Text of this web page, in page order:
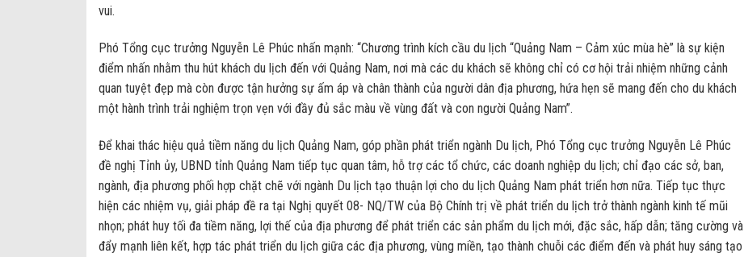
vui.
Phó Tổng cục trưởng Nguyễn Lê Phúc nhấn mạnh: “Chương trình kích cầu du lịch “Quảng Nam – Cảm xúc mùa hè” là sự kiện
điểm nhấn nhằm thu hút khách du lịch đến với Quảng Nam, nơi mà các du khách sẽ không chỉ có cơ hội trải nhiệm những cảnh
quan tuyệt đẹp mà còn được tận hưởng sự ấm áp và chân thành của người dân địa phương, hứa hẹn sẽ mang đến cho du khách
một hành trình trải nghiệm trọn vẹn với đầy đủ sắc màu về vùng đất và con người Quảng Nam”.
Để khai thác hiệu quả tiềm năng du lịch Quảng Nam, góp phần phát triển ngành Du lịch, Phó Tổng cục trưởng Nguyễn Lê Phúc
đề nghị Tỉnh ủy, UBND tỉnh Quảng Nam tiếp tục quan tâm, hỗ trợ các tổ chức, các doanh nghiệp du lịch; chỉ đạo các sở, ban,
ngành, địa phương phối hợp chặt chẽ với ngành Du lịch tạo thuận lợi cho du lịch Quảng Nam phát triển hơn nữa. Tiếp tục thực
hiện các nhiệm vụ, giải pháp đề ra tại Nghị quyết 08- NQ/TW của Bộ Chính trị về phát triển du lịch trở thành ngành kinh tế mũi
nhọn; phát huy tối đa tiềm năng, lợi thế của địa phương để phát triển các sản phẩm du lịch mới, đặc sắc, hấp dẫn; tăng cường và
đẩy mạnh liên kết, hợp tác phát triển du lịch giữa các địa phương, vùng miền, tạo thành chuỗi các điểm đến và phát huy sáng tạo